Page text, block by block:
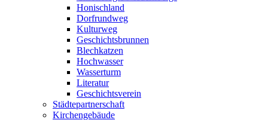
Honischland
Dorfrundweg
Kulturweg
Geschichtsbrunnen
Blechkatzen
Hochwasser
Wasserturm
Literatur
Geschichtsverein
Städtepartnerschaft
Kirchengebäude